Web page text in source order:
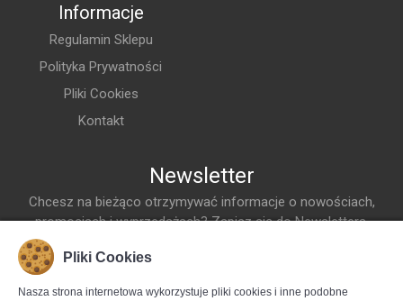
ODPOWIEDNIE DO
METRYCZNEGO
MONTAŻOWA Z
REGULOWANĄ
GŁĘBOKOŚCIĄ
IP66
1000mm
ZGODNE Z
Informacje
Regulamin Sklepu
Polityka Prywatności
Pliki Cookies
Kontakt
Newsletter
Chcesz na bieżąco otrzymywać informacje o nowościach,
promocjach i wyprzedażach? Zapisz się do Newslettera.
Adres EmailPliki Cookies
Nasza strona internetowa wykorzystuje pliki cookies i inne podobne